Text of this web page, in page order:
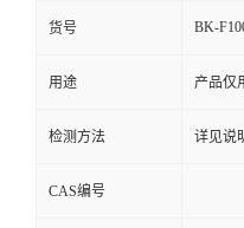
货号 BK-
用途 产品仅
检测方法 详见说
CAS编号